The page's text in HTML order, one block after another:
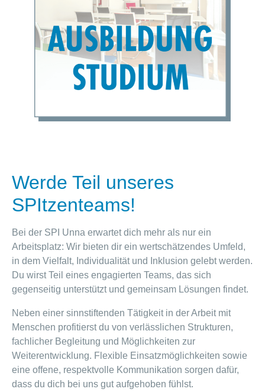
Werde Teil unseres
SPItzenteams!
Bei der SPI Unna erwartet dich mehr als nur ein
Arbeitsplatz: Wir bieten dir ein wertschätzendes Umfeld,
in dem Vielfalt, Individualität und Inklusion gelebt werden.
Du wirst Teil eines engagierten Teams, das sich
gegenseitig unterstützt und gemeinsam Lösungen findet.
Neben einer sinnstiftenden Tätigkeit in der Arbeit mit
Menschen profitierst du von verlässlichen Strukturen,
fachlicher Begleitung und Möglichkeiten zur
Weiterentwicklung. Flexible Einsatzmöglichkeiten sowie
eine offene, respektvolle Kommunikation sorgen dafür,
dass du dich bei uns gut aufgehoben fühlst.